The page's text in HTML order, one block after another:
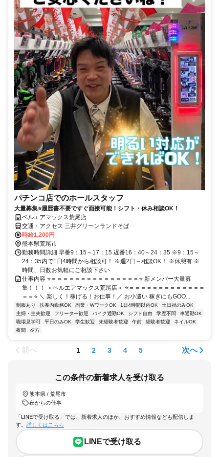
パチンコ店でのホールスタッフ
大量募集⭐履歴書不要ですぐ面接可能！シフト・休み相談OK！
ベルエアマックス荒尾店
交通・アクセス 三井グリーンランドそば
時給1,200円
熊本県荒尾市
勤務時間詳細 早番9：15～17：15 遅番16：40～24：35 ※9：15～
24：35内で1日4時間から相談可！ ※週2日～相談OK！ ※休憩有 ※
時間、日数お気軽にご相談下さい
仕事内容 ⭐＝＝＝＝＝＝＝＝＝＝＝＝＝＝＝⭐ 新メンバー大量募
集！！！ ＜ベルエアマックス荒尾店＞ ⭐＝＝＝＝＝＝＝＝＝＝＝＝＝
＝＝⭐ ＼ 楽しく！稼げる！お仕事！／ お小遣い 稼ぎにもGOO...
制服あり 扶養内勤務OK 副業・WワークOK 1日4時間以内OK
土日祝のみOK
主婦・主夫歓迎
フリーター歓迎 バイク通勤OK シフト自由 学歴不問
車通勤OK
職場見学可
平日のみOK 学生歓迎 未経験者歓迎 午前 経験者歓迎
ネイルOK
夜間
夕方
前へ 1 2 3 4 5 次へ
この条件の新着求人を受け取る
熊本県 / 荒尾市
夜からの仕事
「LINEで受け取る」では、新着求人のほか、おすすめ情報なども配信しま
す。 詳しくはこちら
LINEで受け取る